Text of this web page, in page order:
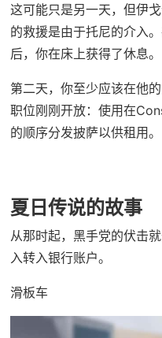
这可能只是另一天，但伊
的救援是由于托尼的介入
后，你在床上获得了休息。
第二天，你至少应该在他
职位刚刚开放：使用在
的顺序分发披萨以供租用。
夏日传说的故事
从那时起，黑手党的伏击
入转入银行账户。
滑板车